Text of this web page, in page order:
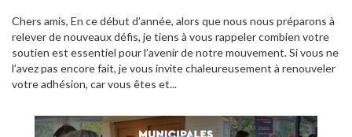
Chers amis, En ce début d’année, alors que nous nous préparons à
relever de nouveaux défis, je tiens à vous rappeler combien votre
soutien est essentiel pour l’avenir de notre mouvement. Si vous ne
l’avez pas encore fait, je vous invite chaleureusement à renouveler
votre adhésion, car vous êtes et...